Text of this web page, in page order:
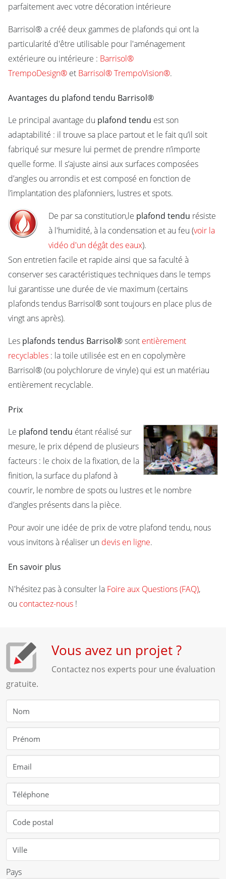
parfaitement avec votre décoration intérieure
Barrisol® a créé deux gammes de plafonds qui ont la
particularité d'être utilisable pour l'aménagement
extérieure ou intérieure : Barrisol®
TrempoDesign® et Barrisol® TrempoVision®.
Avantages du plafond tendu Barrisol®
Le principal avantage du plafond tendu est son
adaptabilité : il trouve sa place partout et le fait qu’il soit
fabriqué sur mesure lui permet de prendre n’importe
quelle forme. Il s’ajuste ainsi aux surfaces composées
d’angles ou arrondis et est composé en fonction de
l’implantation des plafonniers, lustres et spots.
De par sa constitution,le plafond tendu résiste
à l'humidité, à la condensation et au feu (voir la
vidéo d'un dégât des eaux).
Son entretien facile et rapide ainsi que sa faculté à
conserver ses caractéristiques techniques dans le temps
lui garantisse une durée de vie maximum (certains
plafonds tendus Barrisol® sont toujours en place plus de
vingt ans après).
Les plafonds tendus Barrisol®sont entièrement
recyclables : la toile utilisée est en en copolymère
Barrisol® (ou polychlorure de vinyle) qui est un matériau
entièrement recyclable.
Prix
Le plafond tendu étant réalisé sur
mesure, le prix dépend de plusieurs
facteurs : le choix de la fixation, de la
finition, la surface du plafond à
couvrir, le nombre de spots ou lustres et le nombre
d’angles présents dans la pièce.
Pour avoir une idée de prix de votre plafond tendu, nous
vous invitons à réaliser un devis en ligne.
En savoir plus
N'hésitez pas à consulter la Foire aux Questions (FAQ),
ou contactez-nous !
Vous avez un projet ?
Contactez nos experts pour une évaluation
gratuite.
Pays